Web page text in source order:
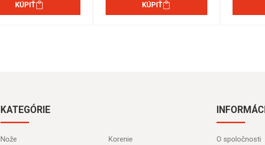
KÚPIŤ KÚPIŤ
KATEGÓRIE
Nože
Korenie
O spoločnosti